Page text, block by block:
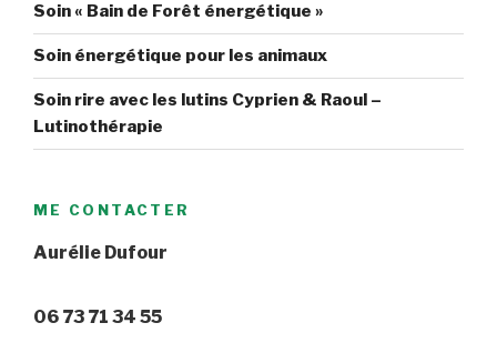
Soin « Bain de Forêt énergétique »
Soin énergétique pour les animaux
Soin rire avec les lutins Cyprien & Raoul –
Lutinothérapie
ME CONTACTER
Aurélie Dufour
06 73 71 34 55